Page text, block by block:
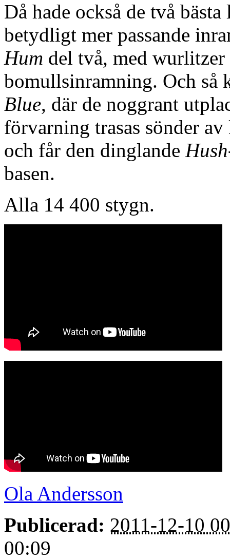
Då hade också de två
betydligt mer passande
Hum del två, med
bomullsinramning. Och
Blue, där de noggrant
förvarning trasas sönder
och får den dinglande Hush
basen.
Alla 14 400 stygn.
Ola Andersson
Publicerad: 2011-12-10
00:09